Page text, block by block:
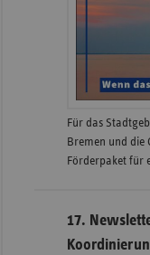
Für das
Bremen und die
Förderpaket für
17.